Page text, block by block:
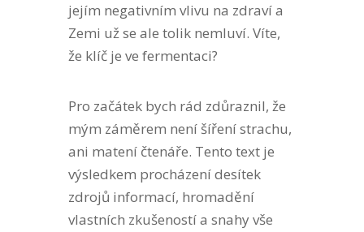
jejím negativním vlivu na zdraví a
Zemi už se ale tolik nemluví. Víte,
že klíč je ve fermentaci?
Pro začátek bych rád zdůraznil, že
mým záměrem není šíření strachu,
ani matení čtenáře. Tento text je
výsledkem procházení desítek
zdrojů informací, hromadění
vlastních zkušeností a snahy vše